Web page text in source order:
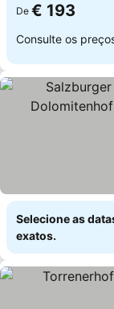
De € 193
Consulte os
Selecione as
exatos.